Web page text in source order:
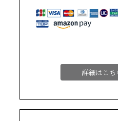
詳細はこち